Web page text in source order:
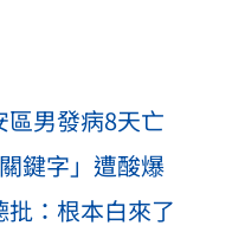
男發病8天亡
鍵字」遭酸爆
：根本白來了